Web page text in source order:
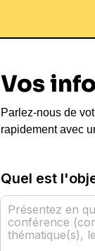
Vos
Parlez-nous de
rapidement avec